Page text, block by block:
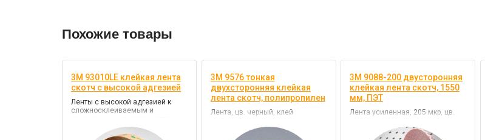
Похожие товары
3M 93010LE клейкая лента
скотч с высокой адгезией
Ленты с высокой адгезией к
сложносклеиваемым и
3M 9576 тонкая
двухсторонняя клейкая
лента скотч, полипропилен
Лента, цв. черный, клей
3M 9088-200 двусторонняя
клейкая лента скотч, 1550
мм, ПЭТ
Лента усиленная, 205 мкр, цв.